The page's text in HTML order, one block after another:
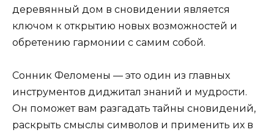
деревянный дом в сновидении является
ключом к открытию новых возможностей и
обретению гармонии с самим собой.
Сонник Феломены — это один из главных
инструментов диджитал знаний и мудрости.
Он поможет вам разгадать тайны сновидений,
раскрыть смыслы символов и применить их в